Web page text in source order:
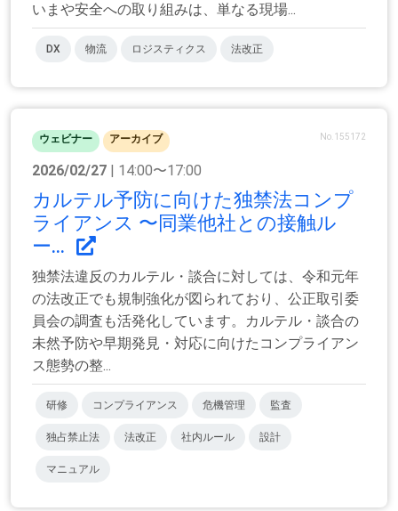
いまや安全への取り組みは、単なる現場...
DX 物流 ロジスティクス 法改正
ウェビナー アーカイブ No.155172
2026/02/27 | 14:00〜17:00
カルテル予防に向けた独禁法コンプ
ライアンス 〜同業他社との接触ル
ー...
独禁法違反のカルテル・談合に対しては、令和元年
の法改正でも規制強化が図られており、公正取引委
員会の調査も活発化しています。カルテル・談合の
未然予防や早期発見・対応に向けたコンプライアン
ス態勢の整...
研修 コンプライアンス 危機管理 監査
独占禁止法 法改正 社内ルール 設計
マニュアル